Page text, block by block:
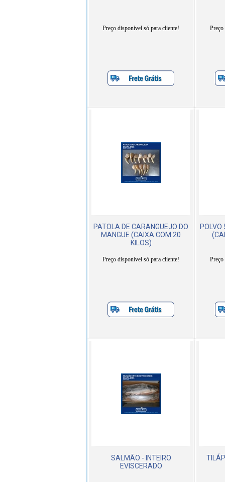
Preço disponível só para cliente!
PATOLA DE CARANGUEJO DO
MANGUE (CAIXA COM 20
KILOS)
Preço disponível só para cliente!
POLVO
SALMÃO - INTEIRO
EVISCERADO